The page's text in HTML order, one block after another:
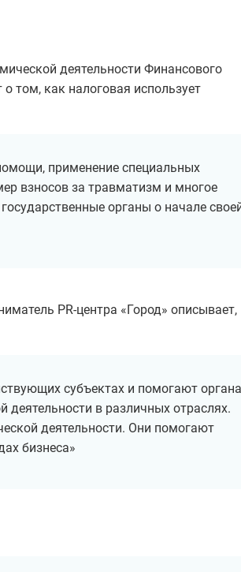
деятельности Финансового
о том, как налоговая использует
применение специальных
взносов за травматизм и многое
органы о начале
PR-центра «Город» описывает,
субъектах и помогают
деятельности в различных отраслях.
деятельности. Они помогают
бизнеса»